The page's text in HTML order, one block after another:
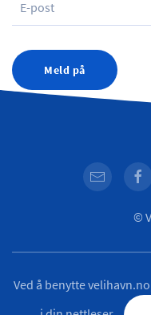
Meld på
©
Ved å benytte